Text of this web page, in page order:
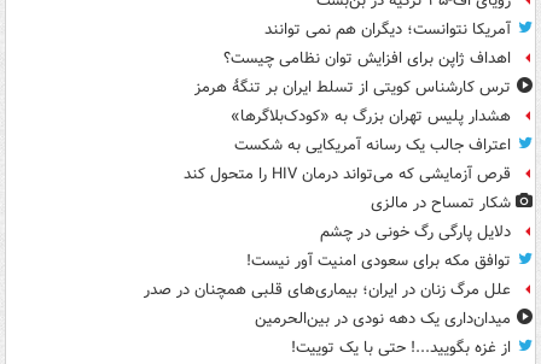
آمریکا نتوانست؛ دیگران هم نمی توانند
اهداف ژاپن برای افزایش توان نظامی چیست؟
ترس کارشناس کویتی از تسلط ایران بر تنگۀ هرمز
هشدار پلیس تهران بزرگ به «کودک‌بلاگرها»
اعتراف جالب یک رسانه آمریکایی به شکست
قرص آزمایشی که می‌تواند درمان HIV را متحول کند
شکار تمساح در مالزی
دلایل پارگی رگ خونی در چشم
توافق مکه برای سعودی امنیت آور نیست!
علل مرگ زنان در ایران؛ بیماری‌های قلبی همچنان در صدر
میدان‌داری یک دهه نودی در بین‌الحرمین
از غزه بگویید...! حتی با یک توییت!